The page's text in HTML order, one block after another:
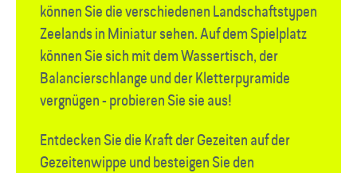
können Sie die verschiedenen Landschaftstypen
Zeelands in Miniatur sehen. Auf dem Spielplatz
können Sie sich mit dem Wassertisch, der
Balancierschlange und der Kletterpyramide
vergnügen - probieren Sie sie aus!
Entdecken Sie die Kraft der Gezeiten auf der
Gezeitenwippe und besteigen Sie den